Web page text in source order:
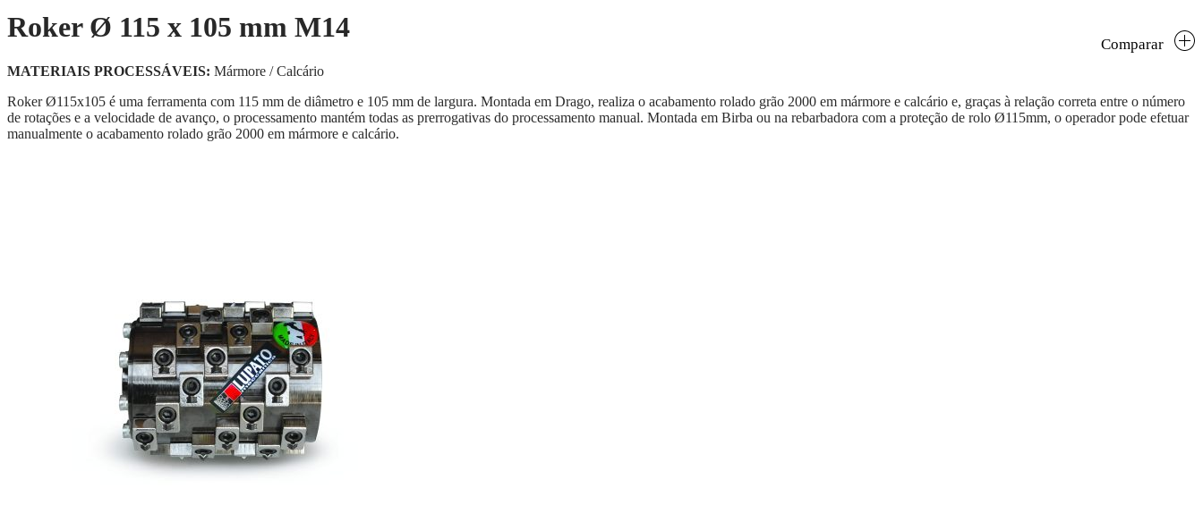
Roker Ø 115 x 105 mm M14
Comparar
MATERIAIS PROCESSÁVEIS: Mármore / Calcário
Roker Ø115x105 é uma ferramenta com 115 mm de diâmetro e 105 mm de largura. Montada em Drago, realiza o acabamento rolado grão 2000 em mármore e calcário e, graças à relação correta entre o número
de rotações e a velocidade de avanço, o processamento mantém todas as prerrogativas do processamento manual. Montada em Birba ou na rebarbadora com a proteção de rolo Ø115mm, o operador pode efetuar
manualmente o acabamento rolado grão 2000 em mármore e calcário.